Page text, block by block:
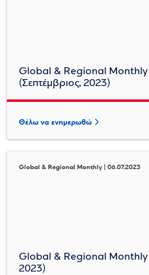
Global & Regional Monthly
(Σεπτέμβριος, 2023)
Θέλω να ενημερωθώ
Global & Regional Monthly | 06.07.2023
Global & Regional Monthly
2023)